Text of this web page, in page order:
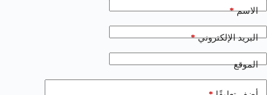
الاسم*
البريد الإلكتروني*
الموقع